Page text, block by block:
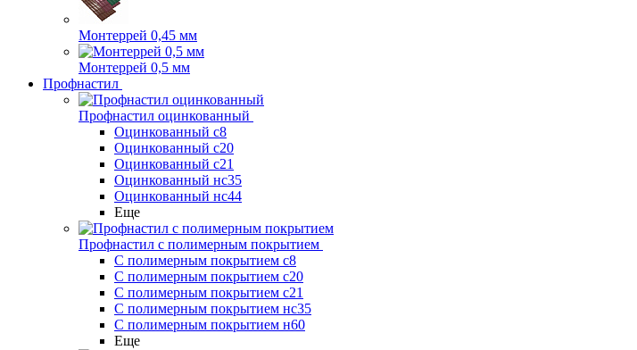
Монтеррей 0,45 мм
Монтеррей 0,5 мм
Профнастил
Профнастил оцинкованный
Оцинкованный с8
Оцинкованный с20
Оцинкованный с21
Оцинкованный нс35
Оцинкованный нс44
Еще
Профнастил с полимерным покрытием
С полимерным покрытием с8
С полимерным покрытием с20
С полимерным покрытием с21
С полимерным покрытием нс35
С полимерным покрытием н60
Еще